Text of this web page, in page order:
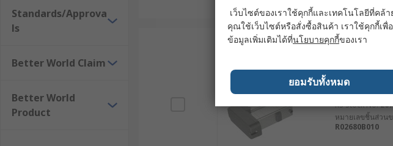
5. สเต็ปเปอร์แอคทูเอเตอร์เชิงเส้น (Stepper Linear Actuator)
Stepper Linear Actuator ใช้มอเตอร์สเต็ปในการควบคุมการเคลื่อนที่ ทำให้สามาร
แพทย์ เครื่องมือวิเคราะห์ และระบบอัตโนมัติที่ต้องการความละเอียดสูง
6. มอเตอร์แกนชัก (Linear Actuator Motor)
มอเตอร์แกนชักเป็น Electric Linear Actuator ที่รวมมอเตอร์และชุดแกนขับไว้ในตัวเ
ง่าย โดยเฉพาะงานที่ใช้ Electric Linear Actuator 12V ในระบบขนาดเล็กหรือระบบพลัง
Standards/Approva
ls
Better World Claim
Better World
Product
มีในสต็อกขอ
Bosch
Mounting
Automation/
RS Stock No.
หมายเลขชิ้นส่วน
R02680B010
เว็บไซต์ของเราใช้คุกกี้และเทคโนโลยีที่ค
คุณใช้เว็บไซต์หรือสั่งซื้อสินค้า เราใช้คุกกี้
ข้อมูลเพิ่มเติมได้ที่นโยบายคุกกี้ของเรา
ยอมรับทั้งหมด